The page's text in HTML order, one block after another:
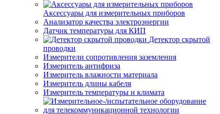
Аксессуары для измерительных приборов
Анализатор качества электроэнергии
Датчик температуры для КИП
Детектор скрытой
проводки
Измерители сопротивления заземления
Измеритель антифриза
Измеритель влажности материала
Измеритель длины кабеля
Измеритель температуры и климата